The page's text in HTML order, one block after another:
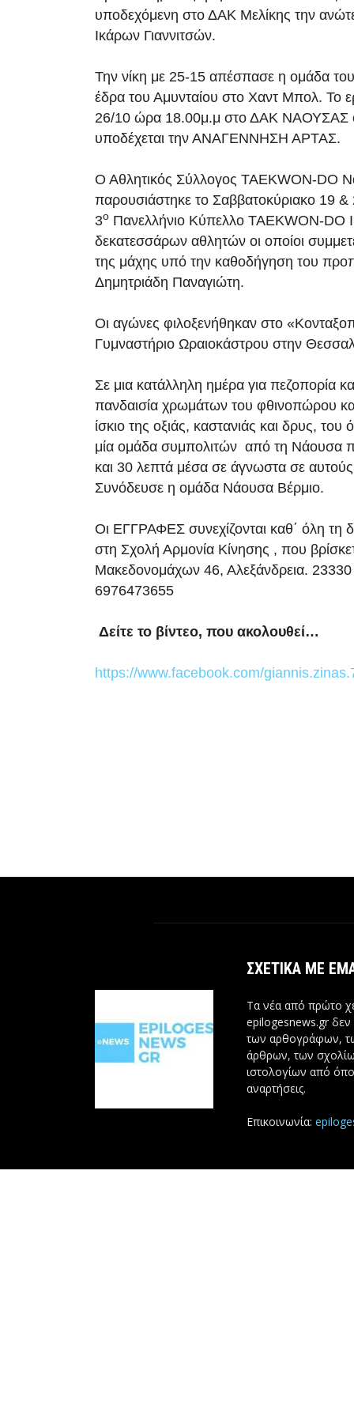
υποδεχόμενη στο ΔΑΚ Μελίκης την
Ικάρων Γιαννιτσών.
Την νίκη με 25-15 απέσπασε η ομάδα
έδρα του Αμυνταίου στο Χαντ Μπολ. Το
26/10 ώρα 18.00μ.μ στο ΔΑΚ
υποδέχεται την ΑΝΑΓΕΝΝΗΣΗ ΑΡΤΑΣ.
Ο Αθλητικός Σύλλογος TAEKWON-DO
παρουσιάστηκε το Σαββατοκύριακο 19
3ο Πανελλήνιο Κύπελλο TAEKWON-DO
δεκατεσσάρων αθλητών οι οποίοι
της μάχης υπό την καθοδήγηση του
Δημητριάδη Παναγιώτη.
Οι αγώνες φιλοξενήθηκαν στο
Γυμναστήριο Ωραιοκάστρου στην
Σε μια κατάλληλη ημέρα για πεζοπορία
πανδαισία χρωμάτων του φθινοπώρου
ίσκιο της οξιάς, καστανιάς και δρυς,
μία ομάδα συμπολιτών από τη Νάουσα
και 30 λεπτά μέσα σε άγνωστα σε
Συνόδευσε η ομάδα Νάουσα Βέρμιο.
Οι ΕΓΓΡΑΦΕΣ συνεχίζονται καθ΄ όλη τη
στη Σχολή Αρμονία Κίνησης , που
Μακεδονομάχων 46, Αλεξάνδρεια.
6976473655
Δείτε το βίντεο, που ακολουθεί…
https://www.facebook.com/
ΣΧΕΤΙΚΆ ΜΕ
Τα νέα από πρώτο
epilogesnews.gr δεν
των αρθογράφων,
άρθρων, των
ιστολογίων από
αναρτήσεις.
Επικοινωνία: